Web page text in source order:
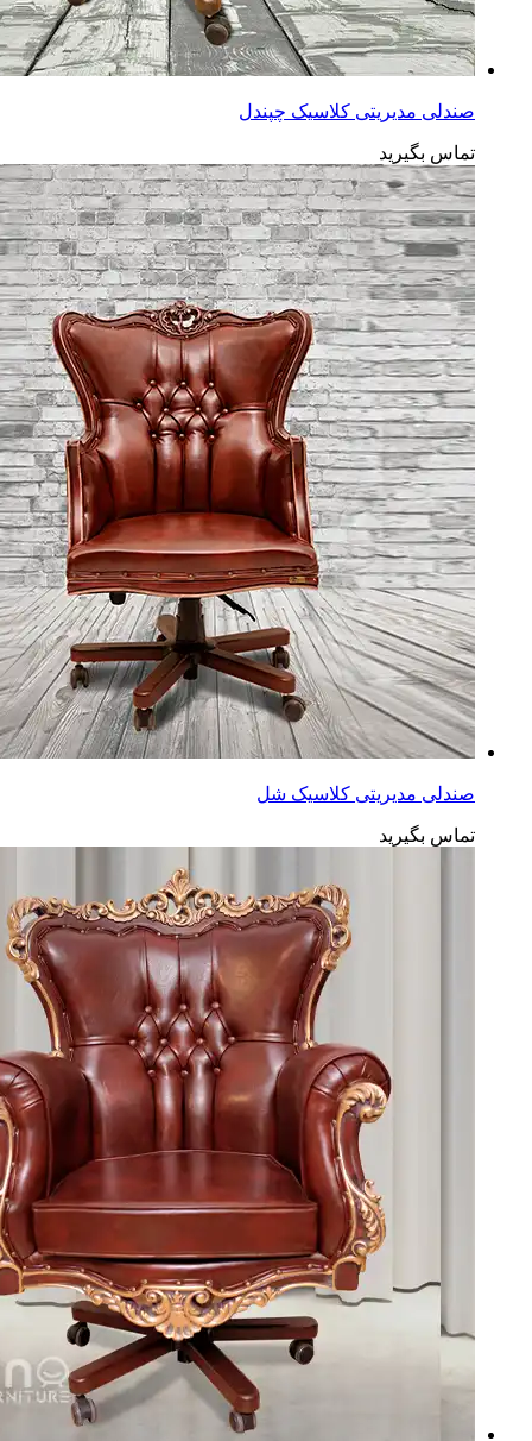
صندلی مدیریتی کلاسیک چپندل
تماس بگیرید
صندلی مدیریتی کلاسیک شل
تماس بگیرید